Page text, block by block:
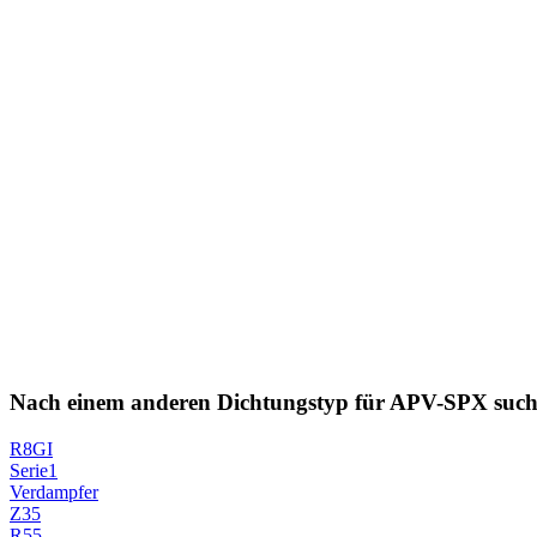
Nach einem anderen Dichtungstyp für APV-SPX
R8GI
Serie1
Verdampfer
Z35